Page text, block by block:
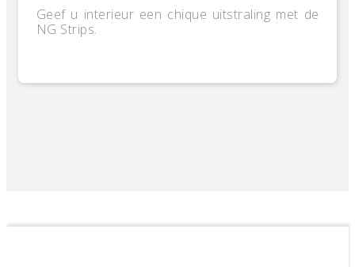
Geef u interieur een chique uitstraling met de
NG Strips.